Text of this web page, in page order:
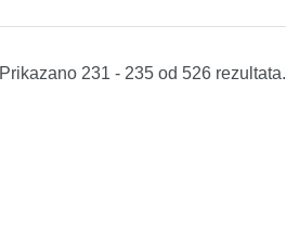
Prikazano 231 - 235 od 526 rezultata.